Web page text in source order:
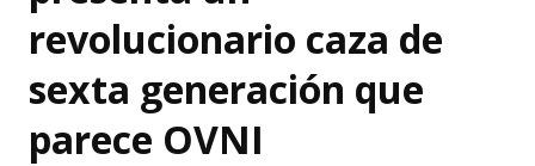
revolucionario caza de
sexta generación que
parece OVNI